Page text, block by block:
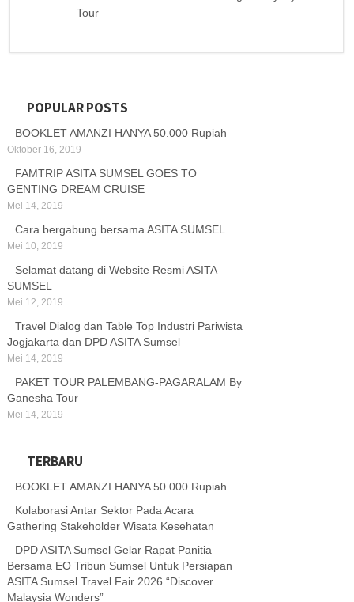
Tour
POPULAR POSTS
BOOKLET AMANZI HANYA 50.000 Rupiah
Oktober 16, 2019
FAMTRIP ASITA SUMSEL GOES TO
GENTING DREAM CRUISE
Mei 14, 2019
Cara bergabung bersama ASITA SUMSEL
Mei 10, 2019
Selamat datang di Website Resmi ASITA
SUMSEL
Mei 12, 2019
Travel Dialog dan Table Top Industri Pariwista
Jogjakarta dan DPD ASITA Sumsel
Mei 14, 2019
PAKET TOUR PALEMBANG-PAGARALAM By
Ganesha Tour
Mei 14, 2019
TERBARU
BOOKLET AMANZI HANYA 50.000 Rupiah
Kolaborasi Antar Sektor Pada Acara
Gathering Stakeholder Wisata Kesehatan
DPD ASITA Sumsel Gelar Rapat Panitia
Bersama EO Tribun Sumsel Untuk Persiapan
ASITA Sumsel Travel Fair 2026 “Discover
Malaysia Wonders”